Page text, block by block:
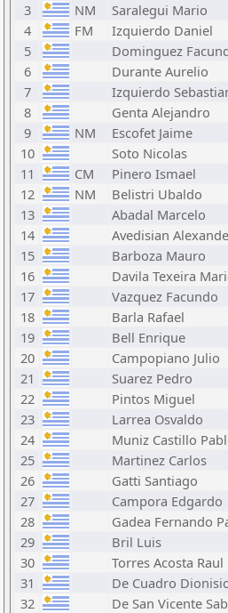
3
NM Saralegui Mario
4
FM Izquierdo Daniel
5
Dominguez
6
Durante Aurelio
7
Izquierdo
8
Genta Alejandro
9
NM Escofet Jaime
10
Soto Nicolas
11
CM Pinero Ismael
12
NM Belistri Ubaldo
13
Abadal Marcelo
14
Avedisian
15
Barboza Mauro
16
Davila Texeira
17
Vazquez Facundo
18
Barla Rafael
19
Bell Enrique
20
Campopiano Julio
21
Suarez Pedro
22
Pintos Miguel
23
Larrea Osvaldo
24
Muniz Castillo
25
Martinez Carlos
26
Gatti Santiago
27
Campora Edgardo
28
Gadea Fernando
29
Bril Luis
30
Torres Acosta Raul
31
De Cuadro
32
De San Vicente